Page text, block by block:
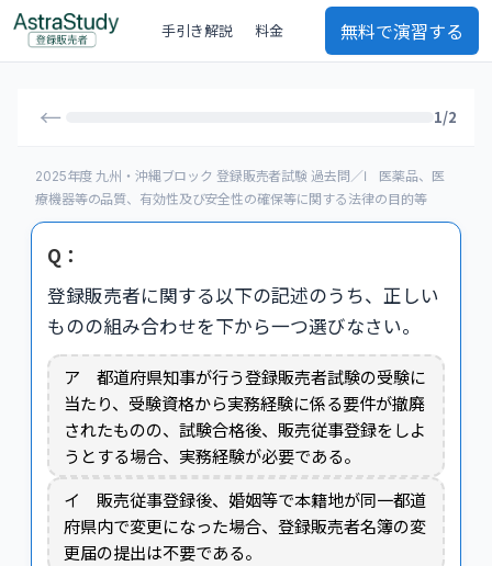
手引き解説 料金 無料で演習する
← 1/2
2025年度 九州・沖縄ブロック 登録販売者試験 過去問／Ⅰ 医薬品、医
療機器等の品質、有効性及び安全性の確保等に関する法律の目的等
Q：
登録販売者に関する以下の記述のうち、正しい
ものの組み合わせを下から一つ選びなさい。
ア 都道府県知事が行う登録販売者試験の受験に
当たり、受験資格から実務経験に係る要件が撤廃
されたものの、試験合格後、販売従事登録をしよ
うとする場合、実務経験が必要である。
イ 販売従事登録後、婚姻等で本籍地が同一都道
府県内で変更になった場合、登録販売者名簿の変
更届の提出は不要である。